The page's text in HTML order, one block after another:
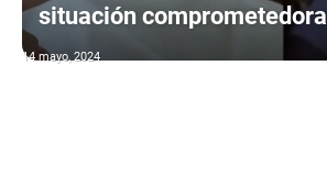
situación comprometedora
14 mayo, 2024